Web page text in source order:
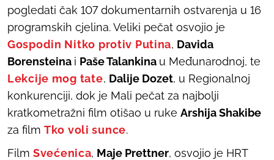
pogledati čak 107 dokumentarnih ostvarenja u 16
programskih cjelina. Veliki pečat osvojio je
Gospodin Nitko protiv Putina, Davida
Borensteina i Paše Talankina u Međunarodnoj, te
Lekcije mog tate, Dalije Dozet, u Regionalnoj
konkurenciji, dok je Mali pečat za najbolji
kratkometražni film otišao u ruke Arshija Shakibe
za film Tko voli sunce.
Film Svećenica, Maje Prettner, osvojio je HRT